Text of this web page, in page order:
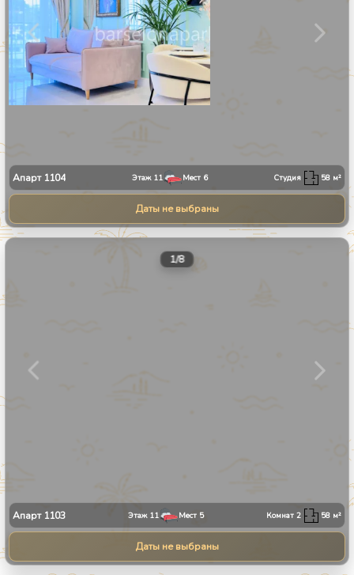
Апарт 1104 Этаж 11 Мест 6 Студия 58 м²
Даты не выбраны
1/8
Апарт 1103 Этаж 11 Мест 5 Комнат2 58 м²
Даты не выбраны